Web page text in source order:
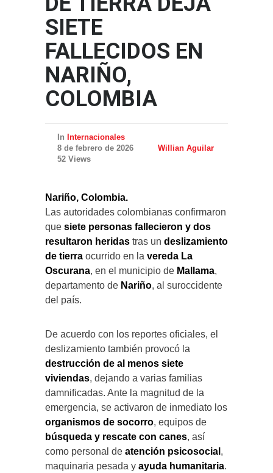
SIETE
FALLECIDOS EN
NARIÑO,
COLOMBIA
In Internacionales
8 de febrero de 2026
Willian Aguilar
52 Views
Nariño, Colombia.
Las autoridades colombianas confirmaron
que siete personas fallecieron y dos
resultaron heridas tras un deslizamiento
de tierra ocurrido en la vereda La
Oscurana, en el municipio de Mallama,
departamento de Nariño, al suroccidente
del país.
De acuerdo con los reportes oficiales, el
deslizamiento también provocó la
destrucción de al menos siete
viviendas, dejando a varias familias
damnificadas. Ante la magnitud de la
emergencia, se activaron de inmediato los
organismos de socorro, equipos de
búsqueda y rescate con canes, así
como personal de atención psicosocial ,
maquinaria pesada y ayuda humanitaria.